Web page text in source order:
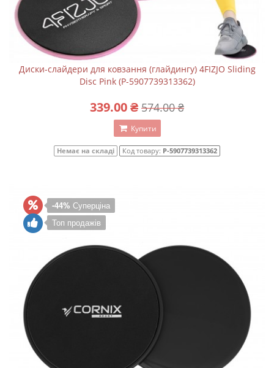
Диски-слайдери для ковзання (глайдингу) 4FIZJO Sliding
Disc Pink (P-5907739313362)
339.00 ₴ 574.00 ₴
Купити
Немає на складі Код товару: P-5907739313362
-44% Суперціна
Топ продажів